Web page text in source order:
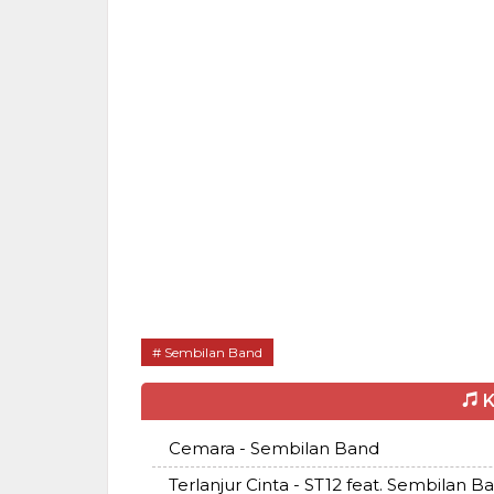
Sembilan Band
Cemara - Sembilan Band
Terlanjur Cinta - ST12 feat. Sembilan